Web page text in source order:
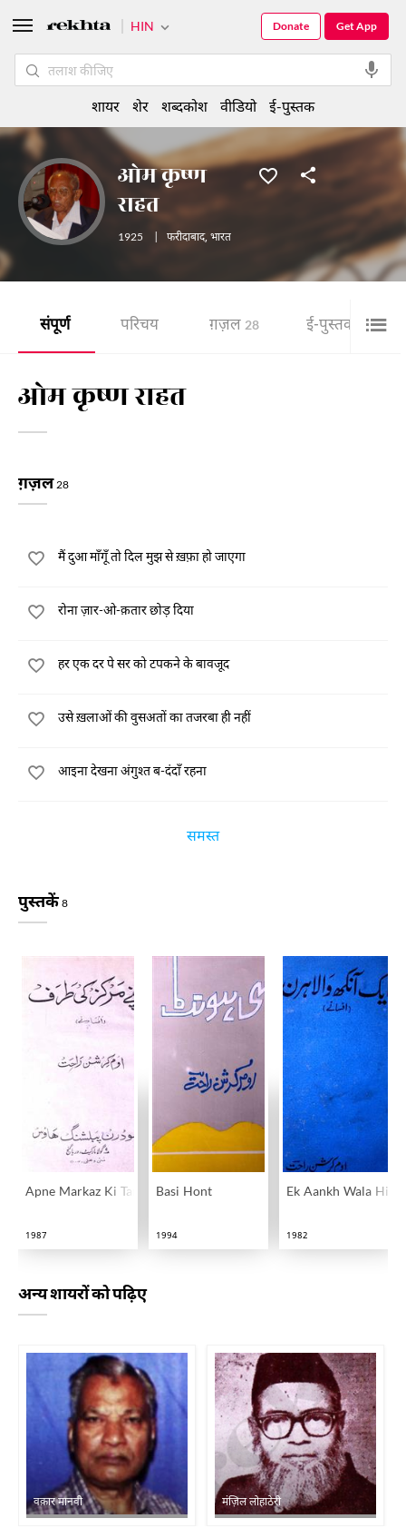
ओम कृष्ण
राहत
1925 फरीदाबाद, भारत
संपूर्ण परिचय ग़ज़ल 28 ई-पुस्तक
ओम कृष्ण राहत
ग़ज़ल28
मैं दुआ माँगूँ तो दिल मुझ से ख़फ़ा हो जाएगा
रोना ज़ार-ओ-क़तार छोड़ दिया
हर एक दर पे सर को टपकने के बावजूद
उसे ख़लाओं की वुसअतों का तजरबा ही नहीं
आइना देखना अंगुश्त ब-दंदाँ रहना
समस्त
पुस्तकें 8
Apne Markaz Ki Taraf
1987
Basi Hont
1994
Ek Aankh Wala
1982
अन्य शायरों को पढ़िए
वक़ार मानवी मंज़िल लोहाठेरी
HIN Get App
Donate
शायर शेर शब्दकोश वीडियो ई-पुस्तक